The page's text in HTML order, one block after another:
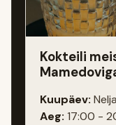
Kokteili
Kuupäev:
Aeg: 17:00 -